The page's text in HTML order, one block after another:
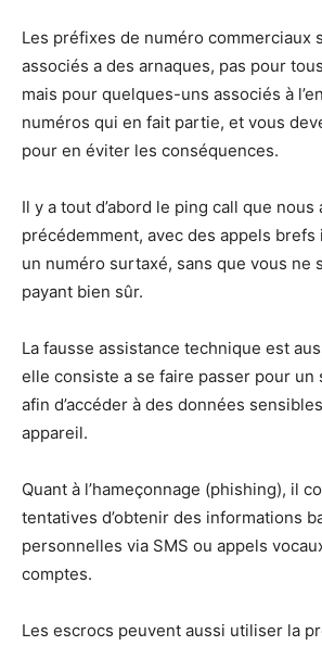
Les préfixes de numéro commerciaux
associés a des arnaques, pas pour
mais pour quelques-uns associés à
numéros qui en fait partie, et vous
pour en éviter les conséquences.
Il y a tout d’abord le ping call que nous
précédemment, avec des appels
un numéro surtaxé, sans que vous ne
payant bien sûr.
La fausse assistance technique est
elle consiste a se faire passer pour
afin d’accéder à des données
appareil.
Quant à l’hameçonnage (phishing), il
tentatives d’obtenir des informations
personnelles via SMS ou appels
comptes.
Les escrocs peuvent aussi utiliser la